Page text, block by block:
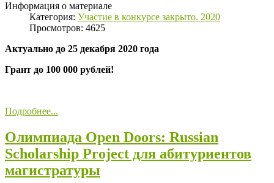
Информация о материале
Категория: Участие в конкурсе закрыто. 2020
Просмотров: 4625
Актуально до 25 декабря 2020 года
Грант до 100 000 рублей!
Подробнее...
Олимпиада Open Doors: Russian
Scholarship Project для абитуриентов
магистратуры